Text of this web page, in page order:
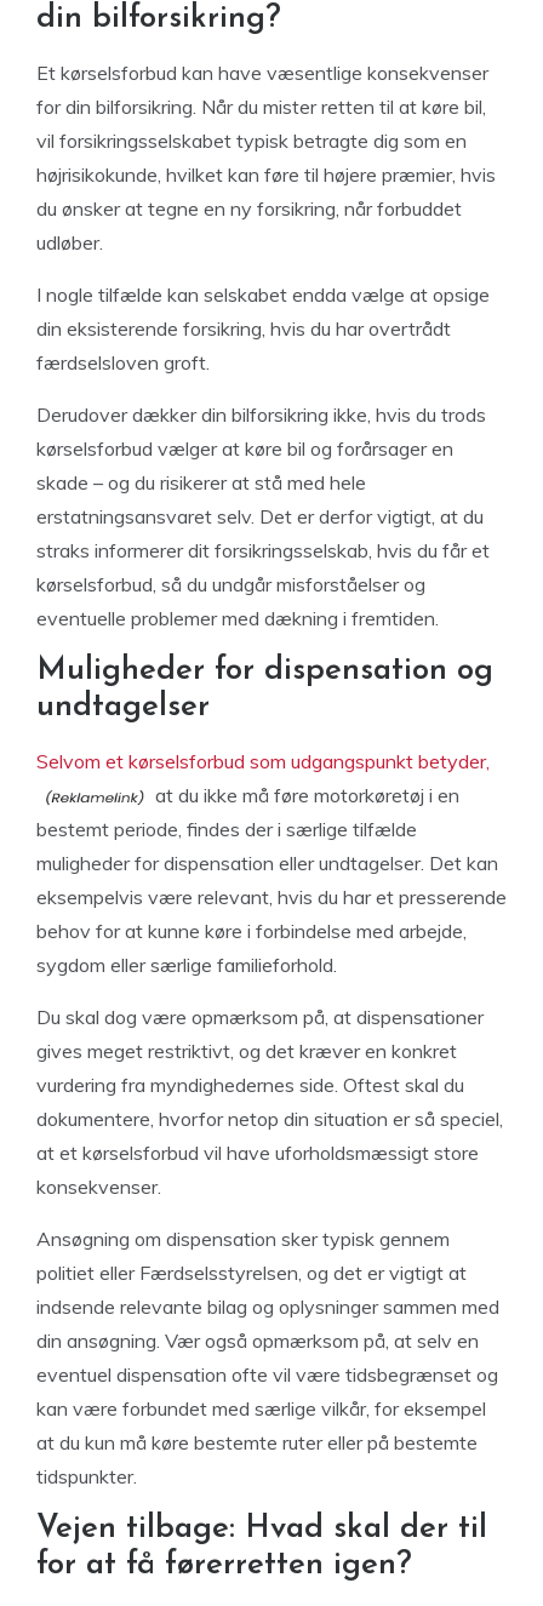
din bilforsikring?
Et kørselsforbud kan have væsentlige konsekvenser
for din bilforsikring. Når du mister retten til at køre bil,
vil forsikringsselskabet typisk betragte dig som en
højrisikokunde, hvilket kan føre til højere præmier, hvis
du ønsker at tegne en ny forsikring, når forbuddet
udløber.
I nogle tilfælde kan selskabet endda vælge at opsige
din eksisterende forsikring, hvis du har overtrådt
færdselsloven groft.
Derudover dækker din bilforsikring ikke, hvis du trods
kørselsforbud vælger at køre bil og forårsager en
skade – og du risikerer at stå med hele
erstatningsansvaret selv. Det er derfor vigtigt, at du
straks informerer dit forsikringsselskab, hvis du får et
kørselsforbud, så du undgår misforståelser og
eventuelle problemer med dækning i fremtiden.
Muligheder for dispensation og
undtagelser
Selvom et kørselsforbud som udgangspunkt betyder,
at du ikke må føre motorkøretøj i en
bestemt periode, findes der i særlige tilfælde
muligheder for dispensation eller undtagelser. Det kan
eksempelvis være relevant, hvis du har et presserende
behov for at kunne køre i forbindelse med arbejde,
sygdom eller særlige familieforhold.
Du skal dog være opmærksom på, at dispensationer
gives meget restriktivt, og det kræver en konkret
vurdering fra myndighedernes side. Oftest skal du
dokumentere, hvorfor netop din situation er så speciel,
at et kørselsforbud vil have uforholdsmæssigt store
konsekvenser.
Ansøgning om dispensation sker typisk gennem
politiet eller Færdselsstyrelsen, og det er vigtigt at
indsende relevante bilag og oplysninger sammen med
din ansøgning. Vær også opmærksom på, at selv en
eventuel dispensation ofte vil være tidsbegrænset og
kan være forbundet med særlige vilkår, for eksempel
at du kun må køre bestemte ruter eller på bestemte
tidspunkter.
Vejen tilbage: Hvad skal der til
for at få førerretten igen?